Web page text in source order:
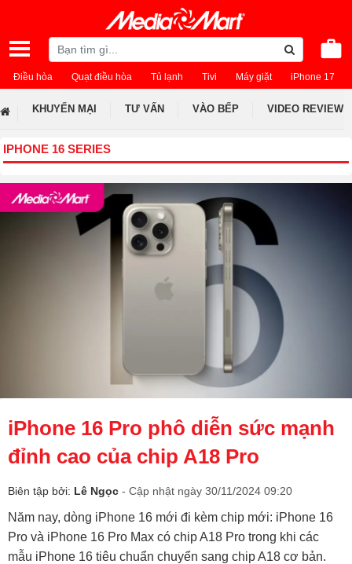
Điều hòa Quạt điều hòa Tủ lạnh Tivi Máy giặt iPhone 17
KHUYẾN MẠI TƯ VẤN VÀO BẾP VIDEO REVIEW
IPHONE 16 SERIES
iPhone 16 Pro phô diễn sức mạnh
đỉnh cao của chip A18 Pro
Biên tập bởi: Lê Ngọc - Cập nhật ngày 30/11/2024 09:20
Năm nay, dòng iPhone 16 mới đi kèm chip mới: iPhone 16
Pro và iPhone 16 Pro Max có chip A18 Pro trong khi các
mẫu iPhone 16 tiêu chuẩn chuyển sang chip A18 cơ bản.